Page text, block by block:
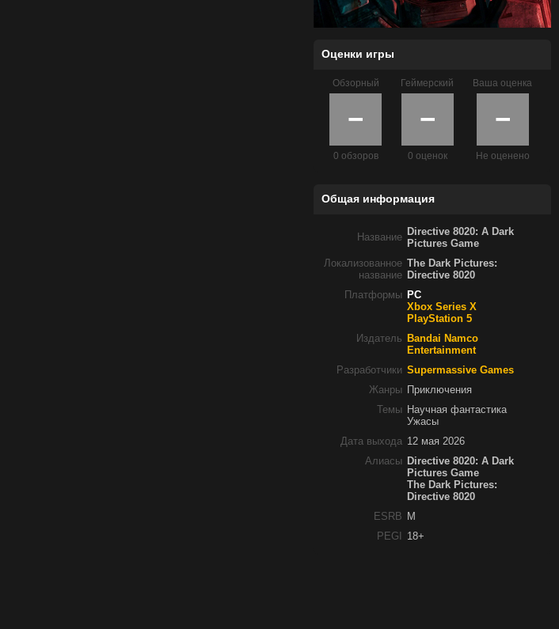
Оценки игры
Обзорный
−
0 обзоров
Геймерский
−
0 оценок
Ваша оценка
−
Не оценено
Общая информация
Название Directive 8020: A Dark
Pictures Game
Локализованное
название
The Dark Pictures:
Directive 8020
Платформы PC
Xbox Series X
PlayStation 5
Издатель
Bandai Namco
Entertainment
Разработчики Supermassive Games
Жанры
Приключения
Темы Научная фантастика
Ужасы
Дата выхода 12 мая 2026
Алиасы Directive 8020: A Dark
Pictures Game
The Dark Pictures:
Directive 8020
ESRB
M
PEGI
18+